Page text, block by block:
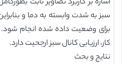
سبز به شدت وابسته به دما و
برای وضعیت داده شده انجام شود.
کار، ارزیابی کانال سبز ارجحیت دارد.
نتایج و بحث